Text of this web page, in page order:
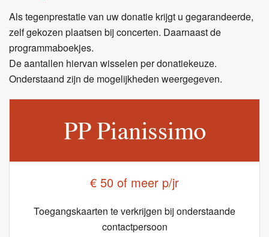
Als tegenprestatie van uw donatie krijgt u gegarandeerde,
zelf gekozen plaatsen bij concerten. Daarnaast de
programmaboekjes.
De aantallen hiervan wisselen per donatiekeuze.
Onderstaand zijn de mogelijkheden weergegeven.
€ 50 of meer p/jr
Toegangskaarten te verkrijgen bij onderstaande
contactpersoon